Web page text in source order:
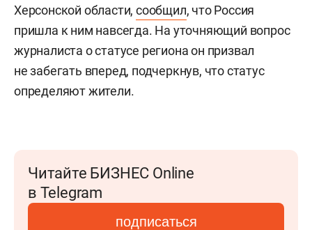
Херсонской области,сообщил, что Россия
пришла к ним навсегда. На уточняющий вопрос
журналиста о статусе региона он призвал
не забегать вперед, подчеркнув, что статус
определяют жители.
Читайте БИЗНЕС Online
в Telegram
подписаться